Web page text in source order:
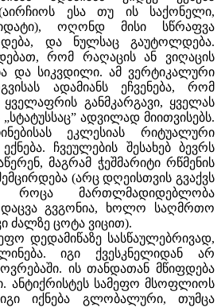
ესა თუ ის საქონელი,
ოღონდ მისი სწრაფვა
და ნულსაც გაუტოლდება.
რომ რაღაცის ან ვიღაცის
და სიკვდილი. ამ ვერტიკალური
ადამიანს ეჩვენება, რომ
განმკარგავი, ყველას
ადვილად მიითვისებს.
ეკლესიას რიტუალური
ჩვეულების შესახებ ბევრს
მაგრამ ჭეშმარიტი რწმენის
(არც დღეისთვის გვაქვს
როცა მართლმადიდებლობა
დაცვა გვგონია, ხოლო საღმრთო
ძალზე ცოტა ვიცით).
დედამიწაზე სასწაულებრივად,
იგი ქვესკნელიდან არ
ის თანდათან მწიფდება
ანტიქრისტეს სამეფო მსოფლიოს
იქნება გლობალური, თუმცა